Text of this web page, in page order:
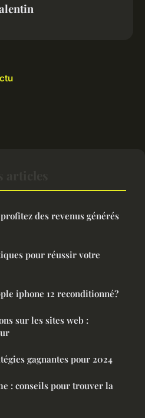
des revenus générés
pour réussir votre
iphone 12 reconditionné?
sur les sites web :
gagnantes pour 2024
: conseils pour trouver la